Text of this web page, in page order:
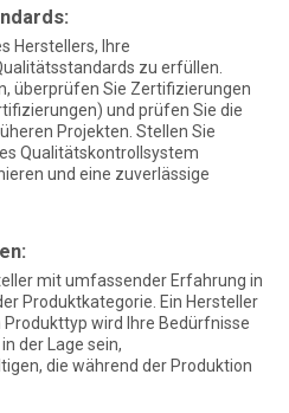
Herstellers, Ihre
zu erfüllen.
überprüfen Sie Zertifizierungen
und prüfen Sie die
Projekten. Stellen Sie
Qualitätskontrollsystem
und eine zuverlässige
mit umfassender Erfahrung in
Produktkategorie. Ein Hersteller
wird Ihre Bedürfnisse
der Lage sein,
die während der Produktion